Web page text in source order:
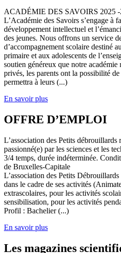
ACADÉMIE DES SAVOIRS 2025 -
L’Académie des Savoirs s’engage à
développement intellectuel et
des jeunes. Nous offrons un service
d’accompagnement scolaire destiné
primaire et aux adolescents de
soutien généreux que notre
privés, les parents ont la possibilité
permettra à leurs (...)
En savoir plus
OFFRE D’EMPLOI
L’association des Petits
passionné(e) par les sciences et les
3/4 temps, durée indéterminée.
de Bruxelles-Capitale
L’association des Petits
dans le cadre de ses activités
extrascolaires, pour les activités
sensibilisation, pour les activités
Profil : Bachelier (...)
En savoir plus
Les magazines